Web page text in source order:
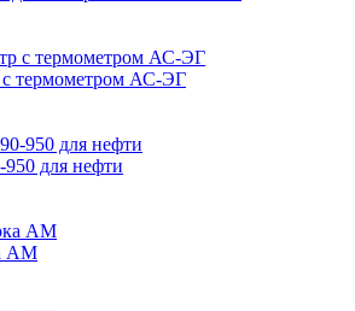
с термометром АС-ЭГ
для нефти
АМ